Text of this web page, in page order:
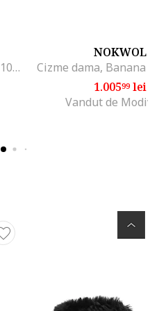
Cizme dama Hogl, model 0-106622-11000, piele naturala, maro
NOKWOL
1.00599lei
Vandut de